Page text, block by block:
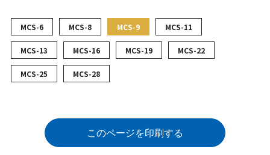
MCS-6 MCS-8 MCS-9 MCS-11
MCS-13 MCS-16 MCS-19 MCS-22
MCS-25 MCS-28
このページを印刷する